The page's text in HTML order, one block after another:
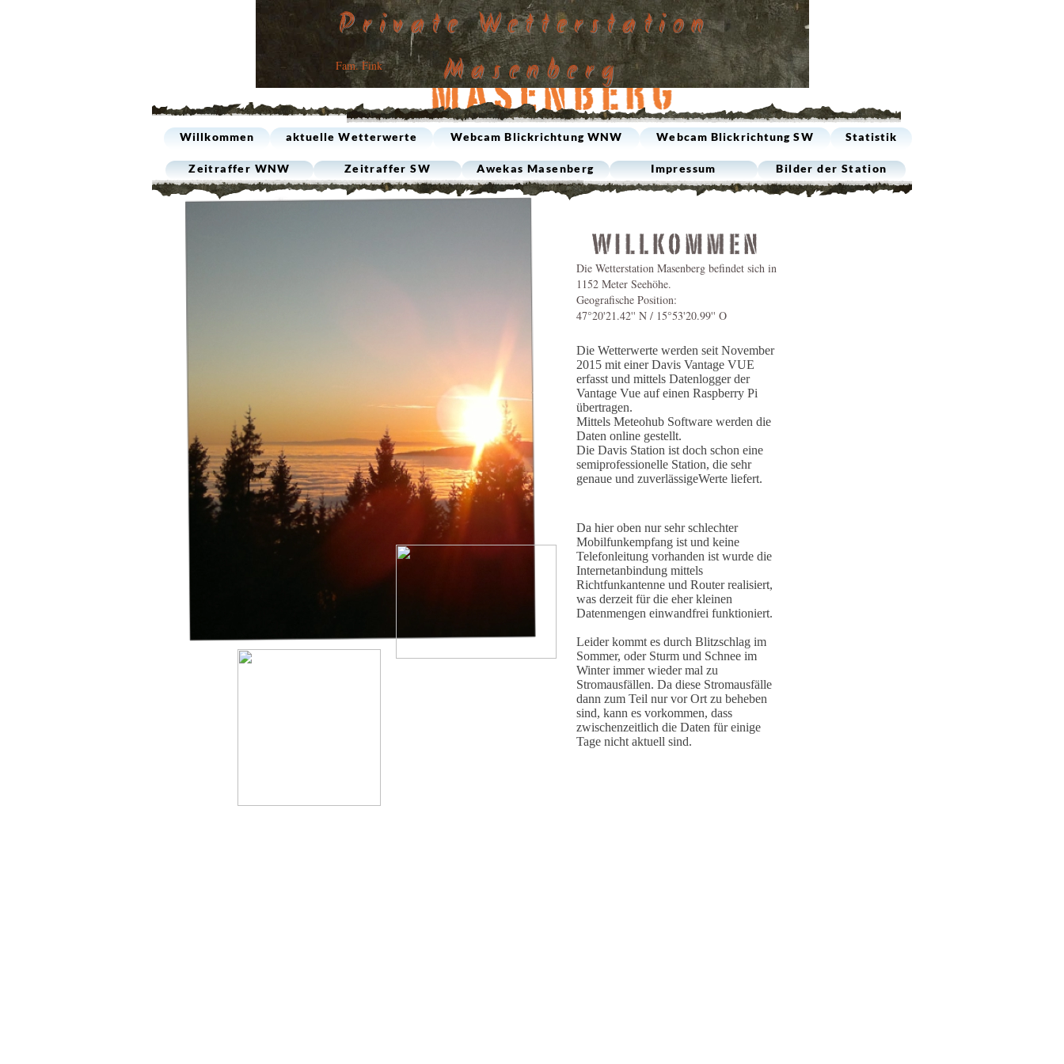
Private Wetterstation
Masenberg
Fam. Fink
Willkommen aktuelle Wetterwerte Webcam Blickrichtung WNW Webcam Blickrichtung SW Statistik
Zeitraffer WNW Zeitraffer SW Awekas Masenberg Impressum Bilder der Station
Die Wetterstation Masenberg befindet sich in
1152 Meter Seehöhe.
Geografische Position:
47°20'21.42'' N / 15°53'20.99'' O
Die Wetterwerte werden seit November
2015 mit einer Davis Vantage VUE
erfasst und mittels Datenlogger der
Vantage Vue auf einen Raspberry Pi
übertragen.
Mittels Meteohub Software werden die
Daten online gestellt.
Die Davis Station ist doch schon eine
semiprofessionelle Station, die sehr
genaue und zuverlässigeWerte liefert.
Da hier oben nur sehr schlechter
Mobilfunkempfang ist und keine
Telefonleitung vorhanden ist wurde die
Internetanbindung mittels
Richtfunkantenne und Router realisiert,
was derzeit für die eher kleinen
Datenmengen einwandfrei funktioniert.
Leider kommt es durch Blitzschlag im
Sommer, oder Sturm und Schnee im
Winter immer wieder mal zu
Stromausfällen. Da diese Stromausfälle
dann zum Teil nur vor Ort zu beheben
sind, kann es vorkommen, dass
zwischenzeitlich die Daten für einige
Tage nicht aktuell sind.